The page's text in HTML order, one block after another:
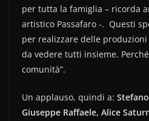
per tutta la famiglia – ricorda
artistico Passafaro -. Questi
per realizzare delle
da vedere tutti insieme.
comunità”.
Un applauso, quindi a:
Giuseppe Raffaele, Alice